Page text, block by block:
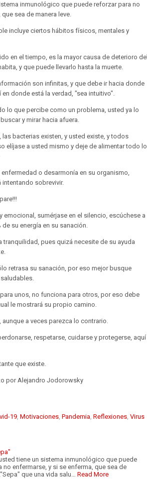
inmunológico que puede reforzar para no
sea de manera leve.
incluye ciertos hábitos físicos, mentales y
en el tiempo, es la mayor causa de deterioro del
y que puede llevarlo hasta la muerte.
son infinitas, y que debe ir hacia donde
en donde está la verdad, "sea intuitivo".
lo que percibe como un problema, usted ya lo
y mirar hacia afuera.
bacterias existen, y usted existe, y todos
elíjase a usted mismo y deje de alimentar todo lo
o desarmonía en su organismo,
sobrevivir.
emocional, sumérjase en el silencio, escúchese a
su energía en su sanación.
tranquilidad, pues quizá necesite de su ayuda
retrasa su sanación, por eso mejor busque
unos, no funciona para otros, por eso debe
le mostrará su propio camino.
a veces parezca lo contrario.
respetarse, cuidarse y protegerse, aquí
que existe.
por Alejandro Jodorowsky
19 Motivaciones Pandemia Reflexiones Virus
tiene un sistema inmunológico que puede
no enfermarse, y si se enferma, que sea de
que una vida salu…
Read More